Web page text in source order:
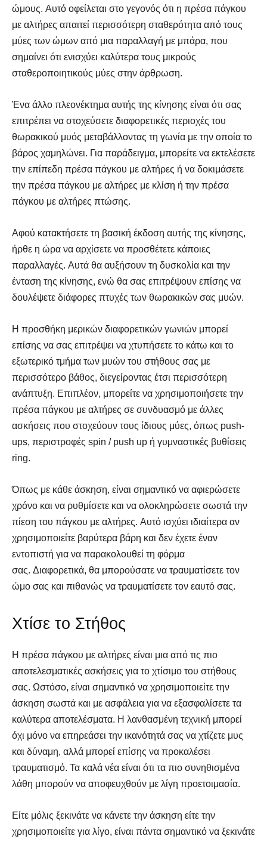
ώμους. Αυτό οφείλεται στο γεγονός ότι η πρέσα πάγκου
με αλτήρες απαιτεί περισσότερη σταθερότητα από τους
μύες των ώμων από μια παραλλαγή με μπάρα, που
σημαίνει ότι ενισχύει καλύτερα τους μικρούς
σταθεροποιητικούς μύες στην άρθρωση.
Ένα άλλο πλεονέκτημα αυτής της κίνησης είναι ότι σας
επιτρέπει να στοχεύσετε διαφορετικές περιοχές του
θωρακικού μυός μεταβάλλοντας τη γωνία με την οποία το
βάρος χαμηλώνει. Για παράδειγμα, μπορείτε να εκτελέσετε
την επίπεδη πρέσα πάγκου με αλτήρες ή να δοκιμάσετε
την πρέσα πάγκου με αλτήρες με κλίση ή την πρέσα
πάγκου με αλτήρες πτώσης.
Αφού κατακτήσετε τη βασική έκδοση αυτής της κίνησης,
ήρθε η ώρα να αρχίσετε να προσθέτετε κάποιες
παραλλαγές. Αυτά θα αυξήσουν τη δυσκολία και την
ένταση της κίνησης, ενώ θα σας επιτρέψουν επίσης να
δουλέψετε διάφορες πτυχές των θωρακικών σας μυών.
Η προσθήκη μερικών διαφορετικών γωνιών μπορεί
επίσης να σας επιτρέψει να χτυπήσετε το κάτω και το
εξωτερικό τμήμα των μυών του στήθους σας με
περισσότερο βάθος, διεγείροντας έτσι περισσότερη
ανάπτυξη. Επιπλέον, μπορείτε να χρησιμοποιήσετε την
πρέσα πάγκου με αλτήρες σε συνδυασμό με άλλες
ασκήσεις που στοχεύουν τους ίδιους μύες, όπως push-
ups, περιστροφές spin / push up ή γυμναστικές βυθίσεις
ring.
Όπως με κάθε άσκηση, είναι σημαντικό να αφιερώσετε
χρόνο και να ρυθμίσετε και να ολοκληρώσετε σωστά την
πίεση του πάγκου με αλτήρες. Αυτό ισχύει ιδιαίτερα αν
χρησιμοποιείτε βαρύτερα βάρη και δεν έχετε έναν
εντοπιστή για να παρακολουθεί τη φόρμα
σας. Διαφορετικά, θα μπορούσατε να τραυματίσετε τον
ώμο σας και πιθανώς να τραυματίσετε τον εαυτό σας.
Χτίσε το Στήθος
Η πρέσα πάγκου με αλτήρες είναι μια από τις πιο
αποτελεσματικές ασκήσεις για το χτίσιμο του στήθους
σας. Ωστόσο, είναι σημαντικό να χρησιμοποιείτε την
άσκηση σωστά και με ασφάλεια για να εξασφαλίσετε τα
καλύτερα αποτελέσματα. Η λανθασμένη τεχνική μπορεί
όχι μόνο να επηρεάσει την ικανότητά σας να χτίζετε μυς
και δύναμη, αλλά μπορεί επίσης να προκαλέσει
τραυματισμό. Τα καλά νέα είναι ότι τα πιο συνηθισμένα
λάθη μπορούν να αποφευχθούν με λίγη προετοιμασία.
Είτε μόλις ξεκινάτε να κάνετε την άσκηση είτε την
χρησιμοποιείτε για λίγο, είναι πάντα σημαντικό να ξεκινάτε